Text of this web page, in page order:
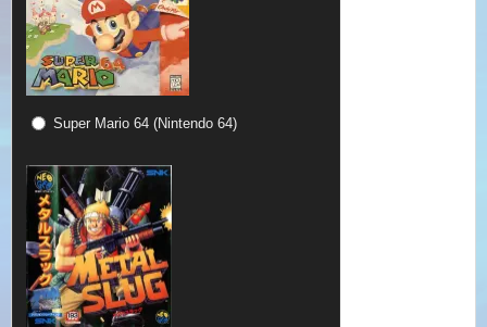
Super Mario 64 (Nintendo 64)